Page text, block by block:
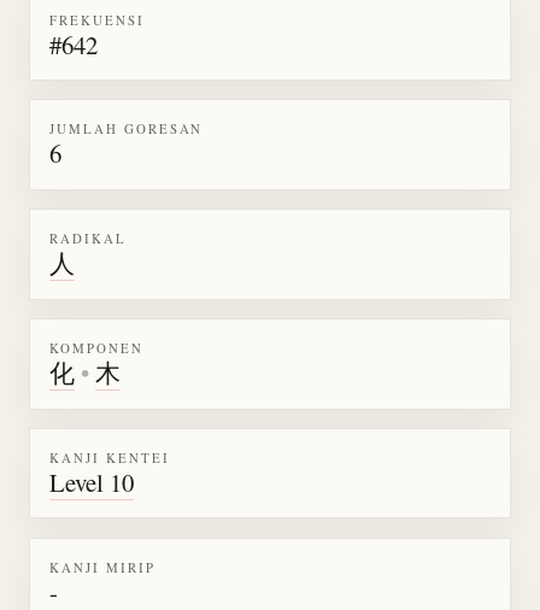
FREKUENSI
#642
JUMLAH GORESAN
6
RADIKAL
人
KOMPONEN
化 •木
KANJI KENTEI
Level 10
KANJI MIRIP
-